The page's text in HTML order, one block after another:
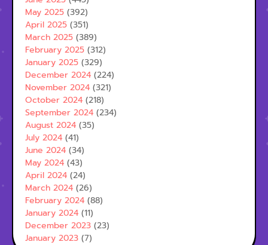
May 2025 (392)
April 2025 (351)
March 2025 (389)
February 2025 (312)
January 2025 (329)
December 2024 (224)
November 2024 (321)
October 2024 (218)
September 2024 (234)
August 2024 (35)
July 2024 (41)
June 2024 (34)
May 2024 (43)
April 2024 (24)
March 2024 (26)
February 2024 (88)
January 2024 (11)
December 2023 (23)
January 2023 (7)